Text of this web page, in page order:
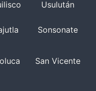
Usulután
Sonsonate
San Vicente